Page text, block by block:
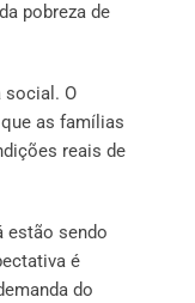
pobreza de
social. O
as famílias
reais de
estão sendo
é
do